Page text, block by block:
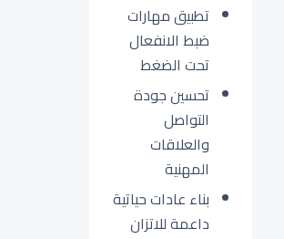
تطبيق مهارات
ضبط الانفعال
تحت الضغط
تحسين جودة
التواصل
والعلاقات
المهنية
بناء عادات حياتية
داعمة للاتزان